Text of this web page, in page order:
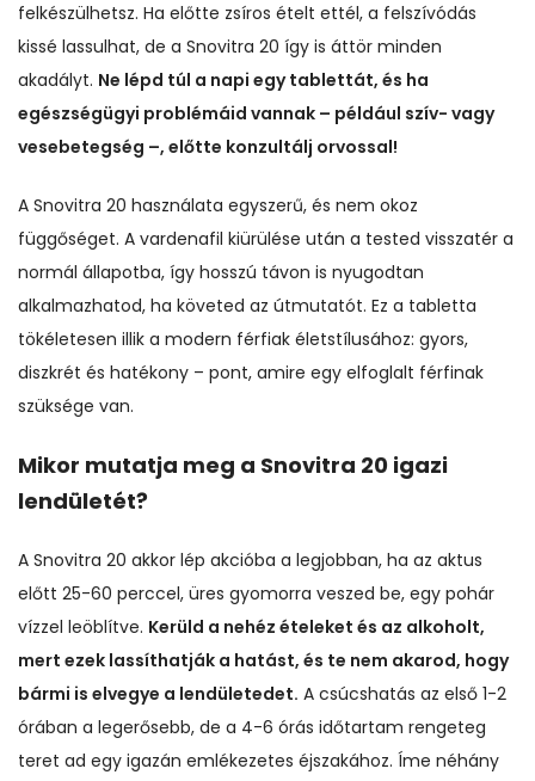
felkészülhetsz. Ha előtte zsíros ételt ettél, a felszívódás
kissé lassulhat, de a Snovitra 20 így is áttör minden
akadályt. Ne lépd túl a napi egy tablettát, és ha
egészségügyi problémáid vannak – például szív- vagy
vesebetegség –, előtte konzultálj orvossal!
A Snovitra 20 használata egyszerű, és nem okoz
függőséget. A vardenafil kiürülése után a tested visszatér a
normál állapotba, így hosszú távon is nyugodtan
alkalmazhatod, ha követed az útmutatót. Ez a tabletta
tökéletesen illik a modern férfiak életstílusához: gyors,
diszkrét és hatékony – pont, amire egy elfoglalt férfinak
szüksége van.
Mikor mutatja meg a Snovitra 20 igazi
lendületét?
A Snovitra 20 akkor lép akcióba a legjobban, ha az aktus
előtt 25-60 perccel, üres gyomorra veszed be, egy pohár
vízzel leöblítve. Kerüld a nehéz ételeket és az alkoholt,
mert ezek lassíthatják a hatást, és te nem akarod, hogy
bármi is elvegye a lendületedet. A csúcshatás az első 1-2
órában a legerősebb, de a 4-6 órás időtartam rengeteg
teret ad egy igazán emlékezetes éjszakához. Íme néhány